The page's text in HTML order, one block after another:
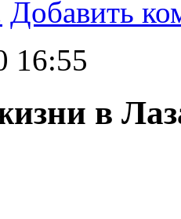
Добавить
16:55
в